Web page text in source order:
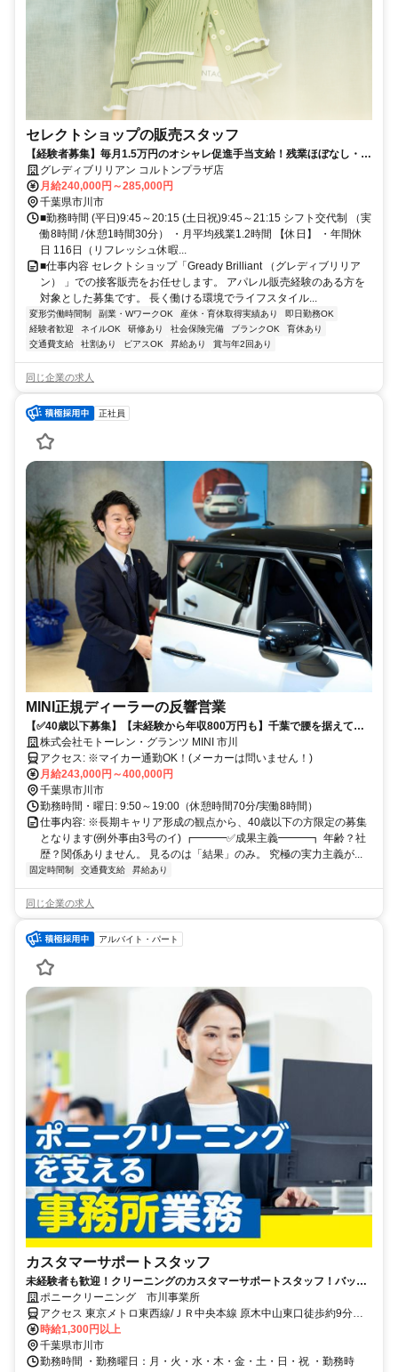
セレクトショップの販売スタッフ
【経験者募集】毎月1.5万円のオシャレ促進手当支給！残業ほぼなし・5
連休取得OK！安心の環境で成長できます
グレディブリリアン コルトンプラザ店
月給240,000円～285,000円
千葉県市川市
■勤務時間 (平日)9:45～20:15 (土日祝)9:45～21:15 シフト交代制 （実
働8時間 / 休憩1時間30分） ・月平均残業1.2時間 【休日】 ・年間休
日 116日（リフレッシュ休暇...
■仕事内容 セレクトショップ「Gready Brilliant （グレディブリリア
ン） 」での接客販売をお任せします。 アパレル販売経験のある方を
対象とした募集です。 長く働ける環境でライフスタイル...
変形労働時間制 副業・WワークOK 産休・育休取得実績あり
即日勤務OK
経験者歓迎
ネイルOK 研修あり 社会保険完備 ブランクOK
育休あり
交通費支給
社割あり ピアスOK 昇給あり 賞与年2回あり
同じ企業の求人
正社員
MINI正規ディーラーの反響営業
【✅40歳以下募集】【未経験から年収800万円も】千葉で腰を据えて働
く/年間休日115日/転勤なし/飛び込みなし
株式会社モトーレン・グランツ MINI 市川
アクセス: ※マイカー通勤OK！(メーカーは問いません！)
月給243,000円～400,000円
千葉県市川市
勤務時間・曜日: 9:50～19:00（休憩時間70分/実働8時間）
仕事内容: ※長期キャリア形成の観点から、40歳以下の方限定の募集
となります(例外事由3号のイ) ┏━━━✅成果主義━━━┓ 年齢？社
歴？関係ありません。 見るのは「結果」のみ。 究極の実力主義が...
固定時間制 交通費支給 昇給あり
同じ企業の求人
アルバイト・パート
カスタマーサポートスタッフ
未経験者も歓迎！クリーニングのカスタマーサポートスタッフ！バック
オフィスからポニークリーニングの運営を支えるお仕事。託児所完備も
魅力の一つ♪
ポニークリーニング 市川事業所
アクセス 東京メトロ東西線/ＪＲ中央本線 原木中山東口徒歩約9分、
ＪＲ総武本線 下総中山南口徒歩約17分、京成本線 京成中山徒歩約22
分 原木中山駅徒歩7分
時給1,300円以上
千葉県市川市
勤務時間 ・勤務曜日：月・火・水・木・金・土・日・祝 ・勤務時